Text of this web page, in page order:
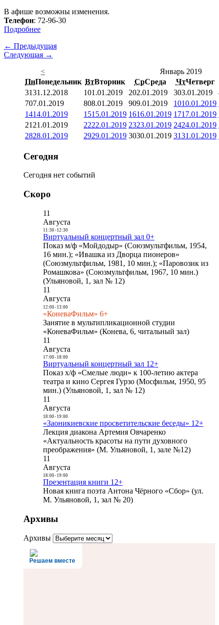
В афише возможны изменения.
Телефон: 72-96-30
Подробнее
← Предыдущая
Следующая →
<
Январь 2019
ПнПонедельник ВтВторник СрСреда ЧтЧетверг
3131.12.2018 101.01.2019 202.01.2019 303.01.2019
707.01.2019 808.01.2019 909.01.2019 1010.01.2019
1414.01.2019 1515.01.2019 1616.01.2019 1717.01.2019
21 21.01.2019 2222.01.2019 2323.01.2019 2424.01.2019
2828.01.2019 2929.01.2019 3030.01.2019 3131.01.2019
Сегодня
Сегодня нет событий
Скоро
11
Августа
11:30- 12:30
Виртуальный концертный зал 0+
Показ м/ф «Мойдодыр» (Союзмультфильм, 1954,
16 мин.); «Ивашка из Дворца пионеров»
(Союзмультфильм, 1981, 10 мин.); «Паровозик из
Ромашкова» (Союзмультфильм, 1967, 10 мин.)
(Ульяновой, 1, зал № 12)
11
Августа
12:00- 13:00
«КоневаФильм» 6+
Занятие в мультипликационной студии
«КоневаФильм» (Конева, 6, читальный зал)
11
Августа
17:00- 18:00
Виртуальный концертный зал 12+
Показ х/ф «Смелые люди» к 100-летию актера
театра и кино Сергея Гурзо (Мосфильм, 1950, 95
мин.) (Ульяновой, 1, зал № 12)
11
Августа
18:00- 19:00
«Заоникиевские просветительские беседы» 12+
Лекция диакона Артемия Овчаренко
«Актуальность красоты на пути духовного
преображения» (М. Ульяновой, 1, зале №12)
11
Августа
18:00- 19:00
Презентация книги 12+
Новая книга поэта Антона Чёрного «Сбор» (ул.
М. Ульяновой, 1, зал № 20)
Архивы
Архивы
Решаем вместе